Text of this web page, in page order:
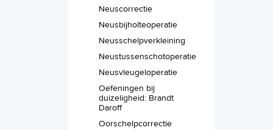
Neuscorrectie
Neusbijholteoperatie
Neusschelpverkleining
Neustussenschotoperatie
Neusvleugeloperatie
Oefeningen bij
duizeligheid: Brandt
Daroff
Oorschelpcorrectie